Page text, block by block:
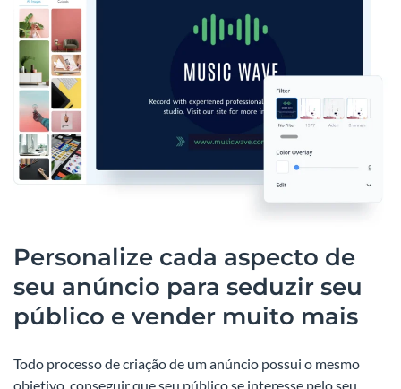
Personalize cada aspecto de
seu anúncio para seduzir seu
público e vender muito mais
Todo processo de criação de um anúncio possui o mesmo
objetivo, conseguir que seu público se interesse pelo seu